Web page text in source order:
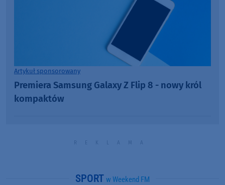
Artykuł sponsorowany
Premiera Samsung Galaxy Z Flip 8 - nowy król
kompaktów
SPORT w Weekend FM